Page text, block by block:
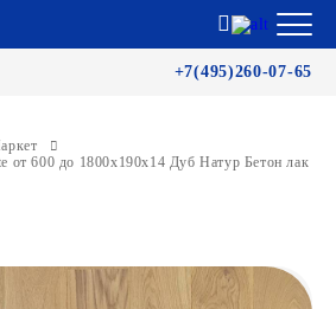
+7(495)260-07-65
от 600 до 1800х190х14 Дуб Натур Бетон лак